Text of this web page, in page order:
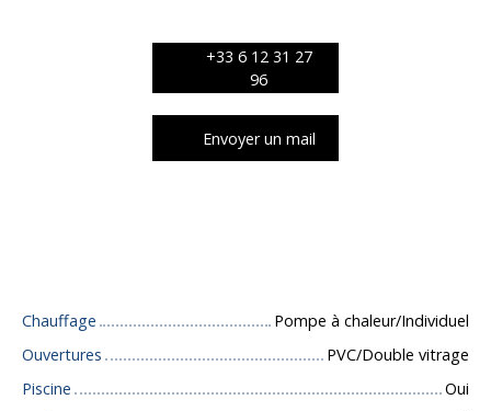
+33 6 12 31 27
96
Envoyer un mail
Chauffage
Pompe à chaleur/Individuel
Ouvertures
PVC/Double vitrage
Piscine
Oui